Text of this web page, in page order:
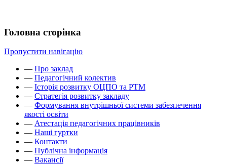
Головна сторінка
Пропустити навігацію
— Про заклад
— Педагогічний колектив
— Історія розвитку ОЦПО та РТМ
— Стратегія розвитку закладу
— Формування внутрішньої системи забезпечення
якості освіти
— Атестація педагогічних працівників
— Наші гуртки
— Контакти
— Публічна інформація
— Вакансії